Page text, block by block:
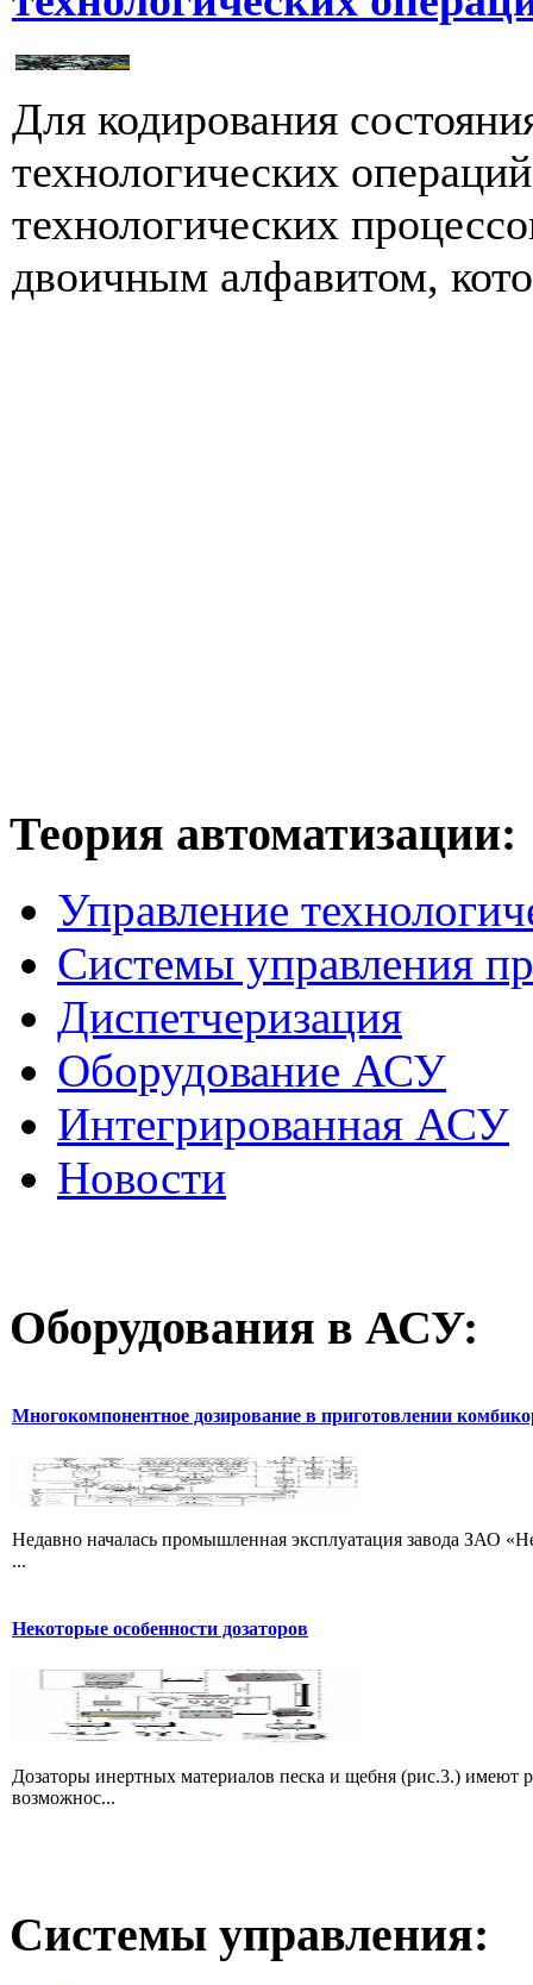
Для кодирования
технологических
технологических
двоичным алфавитом,
Теория автоматизации:
Управление
Системы управления
Диспетчеризация
Оборудование АСУ
Интегрированная АСУ
Новости
Оборудования в АСУ:
Многокомпонентное дозирование в приготовлении
Недавно началась промышленная эксплуатация завода ЗАО
...
Некоторые особенности дозаторов
Дозаторы инертных материалов песка и щебня (рис.3.) имеют
возможнос...
Системы управления: